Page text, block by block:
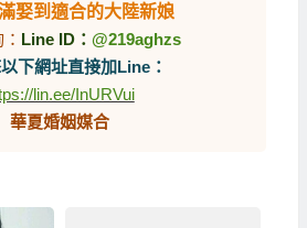
娶到適合的大陸新娘
Line ID： @219aghzs
下網址直接加Line：
lin.ee/InURVui
華夏婚姻媒合